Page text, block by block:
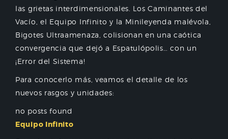
las grietas interdimensionales. Los Caminantes del
Vacío, el Equipo Infinito y la Minileyenda malévola,
Bigotes Ultraamenaza, colisionan en una caótica
convergencia que dejó a Espatulópolis… con un
¡Error del Sistema!
Para conocerlo más, veamos el detalle de los
nuevos rasgos y unidades:
no posts found
Equipo Infinito